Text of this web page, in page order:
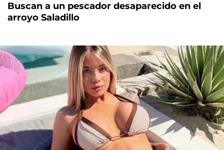
Buscan a un pescador desaparecido en el
arroyo Saladillo